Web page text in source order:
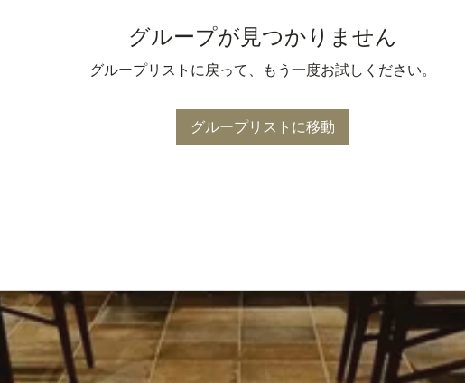
グループが見つかりません
グループリストに戻って、もう一度お試しください。
グループリストに移動